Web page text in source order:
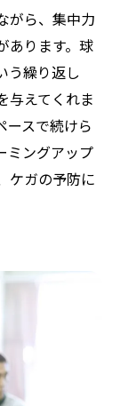
がら、集中力
あります。球
う繰り返し
与えてくれま
ースで続けら
ミングアップ
ケガの予防に